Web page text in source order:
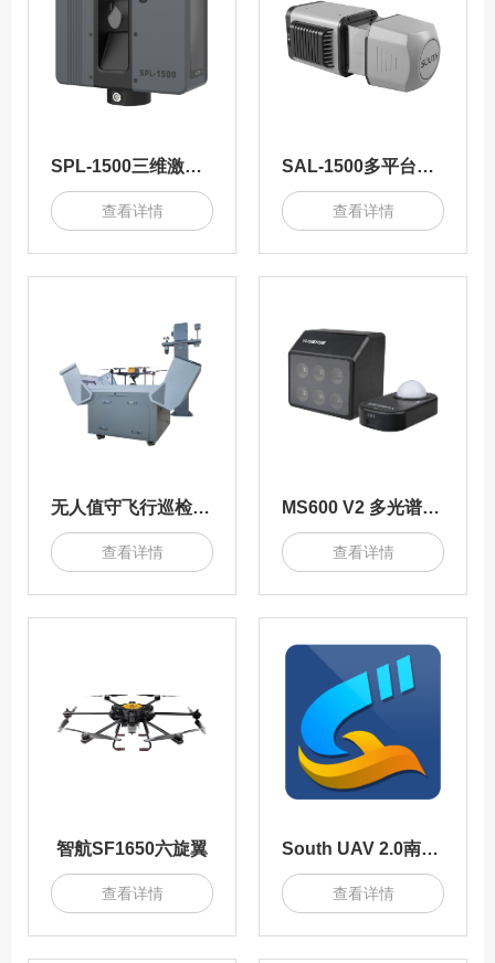
SPL-1500三维激光扫描测量系统
查看详情
SAL-1500多平台三维激光移动测量系统
查看详情
无人值守飞行巡检系统
查看详情
MS600 V2 多光谱相机
查看详情
智航SF1650六旋翼
查看详情
South UAV 2.0南方航测一体化平台
查看详情